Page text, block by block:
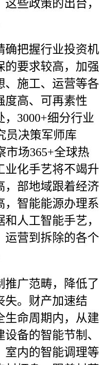
些政策的出台，
把握行业投资机
的要求较高，加强
、施工、运营等各
度高、可再素性
3000+细分行业
员决策军师库
市场365+全球热
业化手艺将不竭升
，部地域跟着经济
，智能能源办理系
人工智能手艺，
运营到拆除的各个
广范畴，降低了
失。财产加速结
生命周期内，从建
备的智能节制、
室内的智能调理等